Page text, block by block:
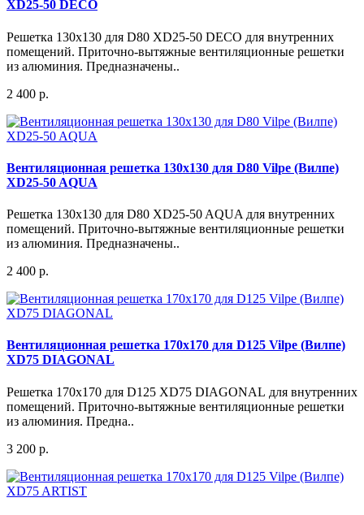
XD25-50 DECO
Решетка 130x130 для D80 XD25-50 DECO для внутренних
помещений. Приточно-вытяжные вентиляционные решетки
из алюминия. Предназначены..
2 400 р.
Вентиляционная решетка 130x130 для D80 Vilpe (Вилпе)
XD25-50 AQUA
Решетка 130x130 для D80 XD25-50 AQUA для внутренних
помещений. Приточно-вытяжные вентиляционные решетки
из алюминия. Предназначены..
2 400 р.
Вентиляционная решетка 170x170 для D125 Vilpe (Вилпе)
XD75 DIAGONAL
Решетка 170x170 для D125 XD75 DIAGONAL для внутренних
помещений. Приточно-вытяжные вентиляционные решетки
из алюминия. Предна..
3 200 р.